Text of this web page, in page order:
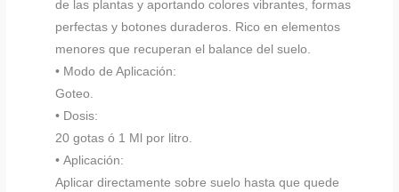
de las plantas y aportando colores vibrantes, formas
perfectas y botones duraderos. Rico en elementos
menores que recuperan el balance del suelo.
• Modo de Aplicación:
Goteo.
• Dosis:
20 gotas ó 1 Ml por litro.
• Aplicación:
Aplicar directamente sobre suelo hasta que quede